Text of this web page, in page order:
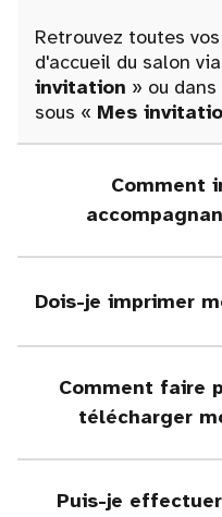
Retrouvez toutes
d'accueil du salon
invitation » ou
sous « Mes
Comment
Dois-je imprimer
Comment faire
télécharger
Puis-je